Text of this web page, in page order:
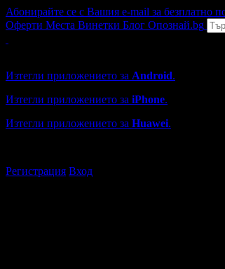
Абонирайте се с Вашия e-mail за безплатно
Оферти Места Винетки Блог Опознай.bg
Изтегли приложението за Android.
Изтегли приложението за iPhone.
Изтегли приложението за Huawei.
Регистрация Вход